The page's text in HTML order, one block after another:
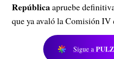
Repúblicaapruebe
que ya avaló la Comisión IV
Sigue a